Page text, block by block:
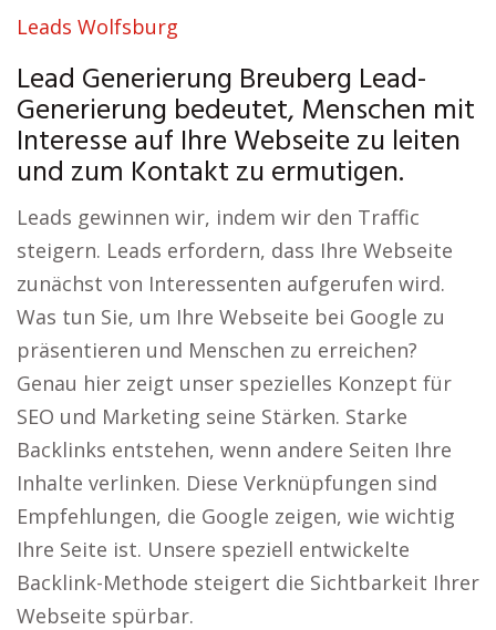
Leads Wolfsburg
Lead Generierung Breuberg Lead-
Generierung bedeutet, Menschen mit
Interesse auf Ihre Webseite zu leiten
und zum Kontakt zu ermutigen.
Leads gewinnen wir, indem wir den Traffic
steigern. Leads erfordern, dass Ihre Webseite
zunächst von Interessenten aufgerufen wird.
Was tun Sie, um Ihre Webseite bei Google zu
präsentieren und Menschen zu erreichen?
Genau hier zeigt unser spezielles Konzept für
SEO und Marketing seine Stärken. Starke
Backlinks entstehen, wenn andere Seiten Ihre
Inhalte verlinken. Diese Verknüpfungen sind
Empfehlungen, die Google zeigen, wie wichtig
Ihre Seite ist. Unsere speziell entwickelte
Backlink-Methode steigert die Sichtbarkeit Ihrer
Webseite spürbar.